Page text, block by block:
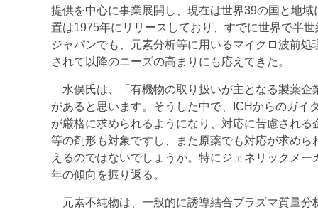
提供を中心に事業展開し、現在は世界39の国と地
置は1975年にリリースしており、すでに世界で半
ジャパンでも、元素分析等に用いるマイクロ波前
されて以降のニーズの高まりにも応えてきた。
水俣氏は、「有機物の取り扱いが主となる製薬企
があると思います。そうした中で、ICHからのガイ
が厳格に求められるようになり、対応に苦慮され
等の剤形も対象ですし、また原薬でも対応が求め
えるのではないでしょうか。特にジェネリックメ
年の傾向を振り返る。
元素不純物は、一般的に誘導結合プラズマ質量分